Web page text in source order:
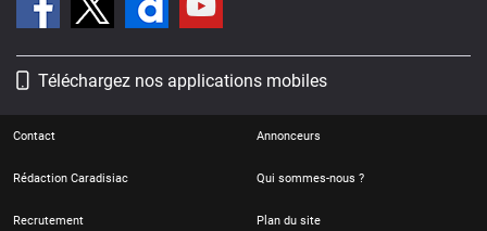
Téléchargez nos applications mobiles
Contact Annonceurs
Rédaction Caradisiac Qui sommes-nous ?
Recrutement Plan du site